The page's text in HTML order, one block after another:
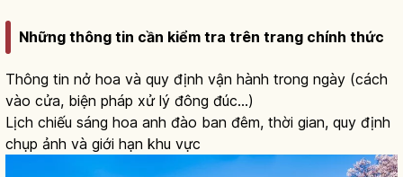
Những thông tin cần kiểm tra trên trang chính thức
Thông tin nở hoa và quy định vận hành trong ngày (cách
vào cửa, biện pháp xử lý đông đúc...)
Lịch chiếu sáng hoa anh đào ban đêm, thời gian, quy định
chụp ảnh và giới hạn khu vực